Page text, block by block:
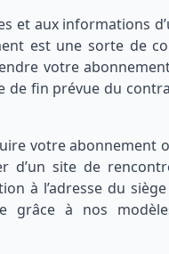
et aux informations
est une sorte de
votre
de fin prévue du
votre
d’un site de
à l’adresse du
grâce à nos